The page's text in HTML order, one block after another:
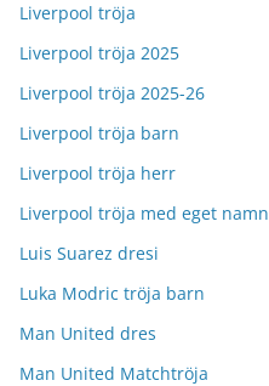
Liverpool tröja
Liverpool tröja 2025
Liverpool tröja 2025-26
Liverpool tröja barn
Liverpool tröja herr
Liverpool tröja med eget namn
Luis Suarez dresi
Luka Modric tröja barn
Man United dres
Man United Matchtröja